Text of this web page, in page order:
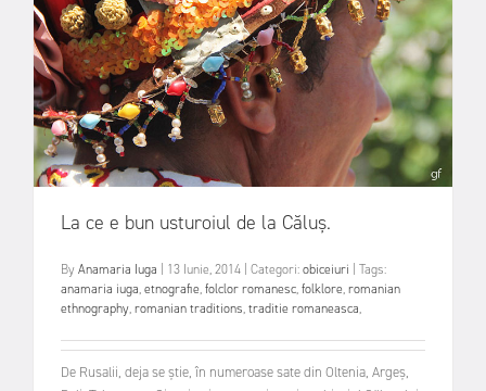
La ce e bun usturoiul de la Căluş.
ByAnamaria Iuga 13 Iunie, 2014 Categori:obiceiuri
Tags:
anamaria iuga,etnografie,folclor romanesc,folklore,romanian
ethnography,romanian traditions,traditie romaneasca,
De Rusalii, deja se știe, în numeroase sate din Oltenia, Argeș,